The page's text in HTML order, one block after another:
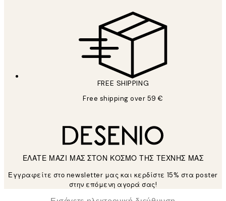
FREE SHIPPING
Free shipping over 59 €
ΕΛΑΤΕ ΜΑΖΙ ΜΑΣ ΣΤΟΝ ΚΟΣΜΟ ΤΗΣ ΤΕΧΝΗΣ ΜΑΣ
Εγγραφείτε στο newsletter μας και κερδίστε 15% στα poster
στην επόμενη αγορά σας!
Ηλεκτρονική Διεύθυνση